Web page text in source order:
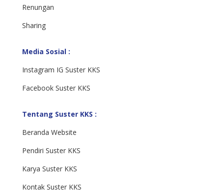
Renungan
Sharing
Media Sosial :
Instagram IG Suster KKS
Facebook Suster KKS
Tentang Suster KKS :
Beranda Website
Pendiri Suster KKS
Karya Suster KKS
Kontak Suster KKS